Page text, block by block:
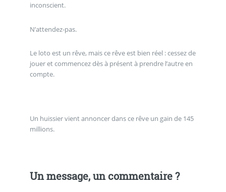
inconscient.
N’attendez-pas.
Le loto est un rêve, mais ce rêve est bien réel : cessez de
jouer et commencez dès à présent à prendre l’autre en
compte.
Un huissier vient annoncer dans ce rêve un gain de 145
millions.
Un message, un commentaire ?